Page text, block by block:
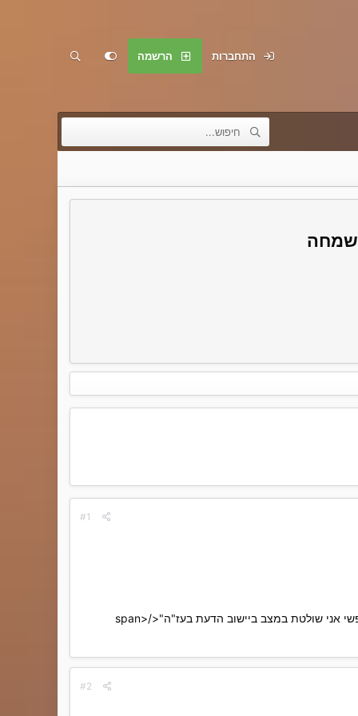
התחברות הרשמה
#1
<span style='font-size:14pt;line-height:100%'><span style='color:red'>"אף אדם לא יערער את שלוות נפשי אני שולטת במצב ביישוב הדעת בעז"ה"</span>
#2